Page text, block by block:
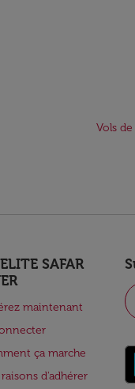
Vols
SAFAR
maintenant
ça marche
d'adhérer